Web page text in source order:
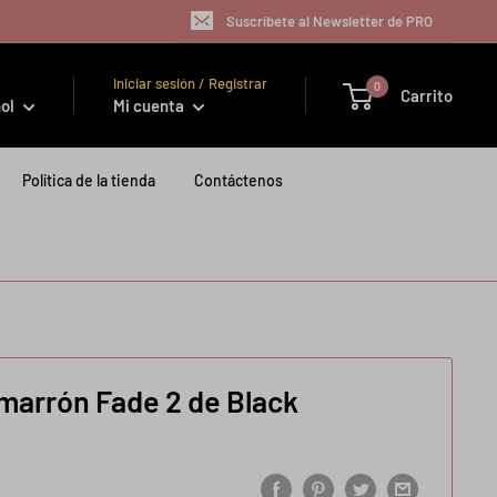
Suscríbete al Newsletter de PRO
Iniciar sesión / Registrar
Mi cuenta
0 Carrito
Política de la tienda Contáctenos
Fade 2 de Black